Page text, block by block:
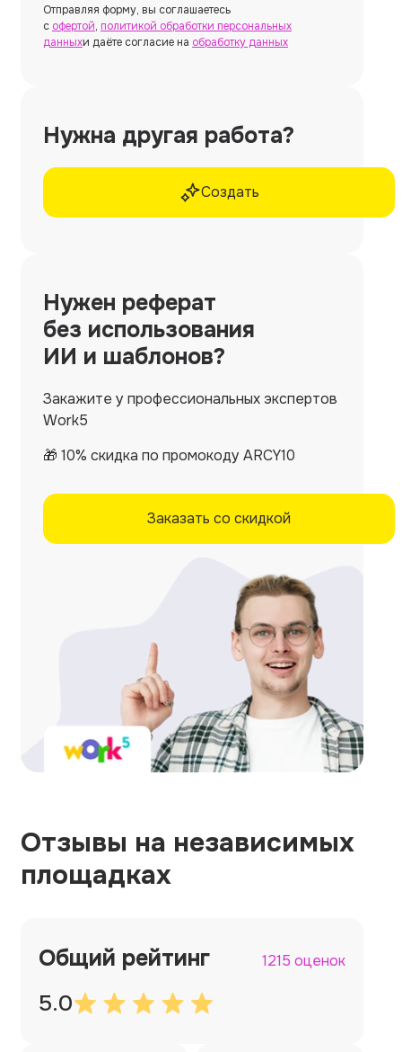
Отправляя форму, вы соглашаетесь
с офертой, политикой обработки персональных
данныхи даёте согласие на обработку данных
Нужна другая работа?
Создать
Нужен реферат
без использования
ИИ и шаблонов?
Закажите у профессиональных экспертов
Work5
🎁 10% скидка по промокоду ARCY10
Заказать со скидкой
Отзывы на независимых
площадках
Общий рейтинг 1215 оценок
5.0